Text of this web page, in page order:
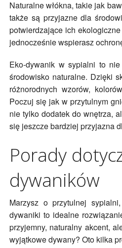
Naturalne włókna, takie jak
także są przyjazne dla
potwierdzające ich
jednocześnie wspierasz
Eko-dywanik w sypialni to
środowisko naturalne. Dzięki
różnorodnych wzorów,
Poczuj się jak w przytulnym
nie tylko dodatek do wnętrza,
się jeszcze bardziej przyjazna
Porady
dywaników
Marzysz o przytulnej
dywaniki to idealne
przyjemny, naturalny akcent,
wyjątkowe dywany? Oto kilka